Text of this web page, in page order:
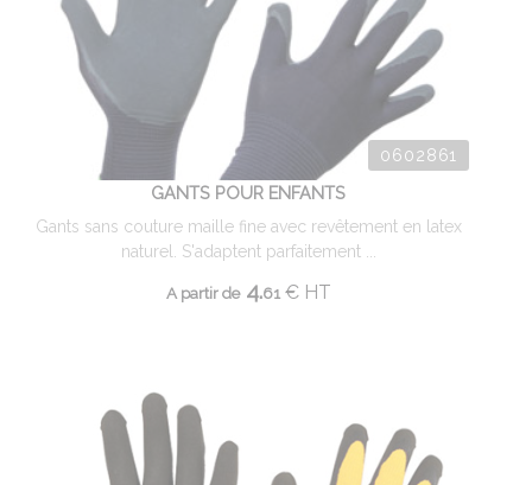
0602861
GANTS POUR ENFANTS
Gants sans couture maille fine avec revêtement en latex
naturel. S'adaptent parfaitement ...
A partir de4.61 €HT